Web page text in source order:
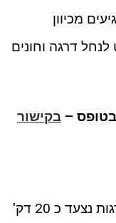
לכביש 90 אם מגיעים מכיוון
דרגה וחונים
– בקישור
אם השארנו את הרכב ליד מצוקי דרגות נצעד כ 20 דק'